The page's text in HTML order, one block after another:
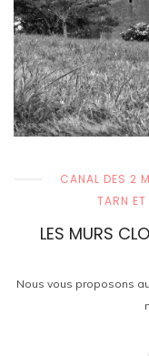
CANAL DES 2
TARN
LES MURS
Nous vous proposons